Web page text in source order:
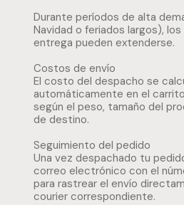
Durante períodos de alta
Navidad o feriados largos),
entrega pueden extenderse.
Costos de envío
El costo del despacho se
automáticamente en el
según el peso, tamaño del
de destino.
Seguimiento del pedido
Una vez despachado tu
correo electrónico con el
para rastrear el envío
courier correspondiente.